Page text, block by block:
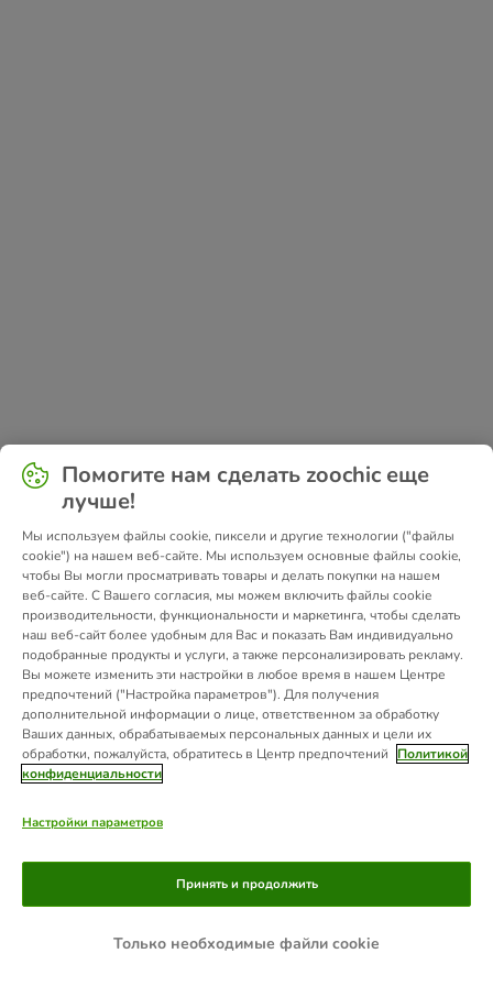
Application error: a
-side exception has occurred while
loading www.zoochic-eu.ru (see the
for more
Помогите нам сделать zoochic еще
лучше!
Мы используем файлы cookie, пиксели и другие технологии ("файлы
cookie") на нашем веб-сайте. Мы используем основные файлы cookie,
чтобы Вы могли просматривать товары и делать покупки на нашем
веб-сайте. С Вашего согласия, мы можем включить файлы cookie
производительности, функциональности и маркетинга, чтобы сделать
наш веб-сайт более удобным для Вас и показать Вам индивидуально
подобранные продукты и услуги, а также персонализировать рекламу.
Вы можете изменить эти настройки в любое время в нашем Центре
предпочтений ("Настройка параметров"). Для получения
дополнительной информации о лице, ответственном за обработку
Ваших данных, обрабатываемых персональных данных и цели их
обработки, пожалуйста, обратитесь в Центр предпочтений
Политикой
конфиденциальности
Настройки параметров
Только необходимые файли cookie
Принять и продолжить